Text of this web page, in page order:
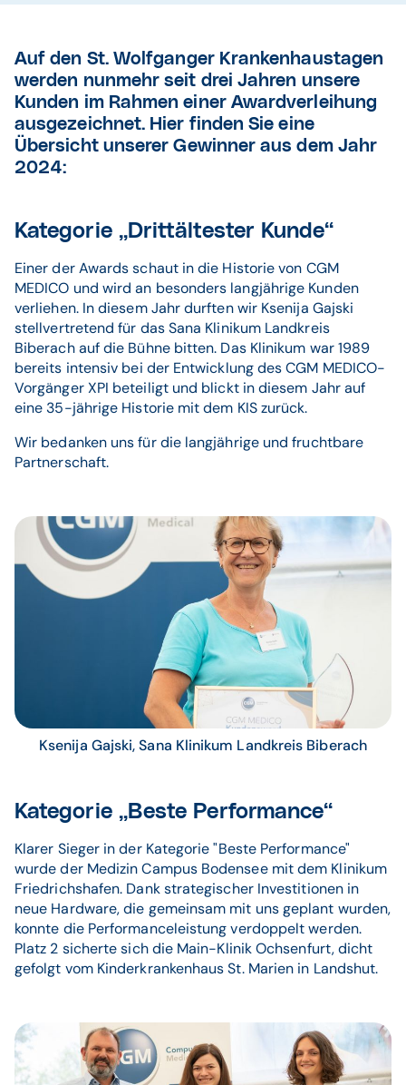
Auf den St. Wolfganger Krankenhaustagen
werden nunmehr seit drei Jahren unsere
Kunden im Rahmen einer Awardverleihung
ausgezeichnet. Hier finden Sie eine
Übersicht unserer Gewinner aus dem Jahr
2024:
Kategorie „Drittältester Kunde“
Einer der Awards schaut in die Historie von CGM
MEDICO und wird an besonders langjährige Kunden
verliehen. In diesem Jahr durften wir Ksenija Gajski
stellvertretend für das Sana Klinikum Landkreis
Biberach auf die Bühne bitten. Das Klinikum war 1989
bereits intensiv bei der Entwicklung des CGM MEDICO-
Vorgänger XPI beteiligt und blickt in diesem Jahr auf
eine 35-jährige Historie mit dem KIS zurück.
Wir bedanken uns für die langjährige und fruchtbare
Partnerschaft.
Ksenija Gajski, Sana Klinikum Landkreis Biberach
Kategorie „Beste Performance“
Klarer Sieger in der Kategorie "Beste Performance"
wurde der Medizin Campus Bodensee mit dem Klinikum
Friedrichshafen. Dank strategischer Investitionen in
neue Hardware, die gemeinsam mit uns geplant wurden,
konnte die Performanceleistung verdoppelt werden.
Platz 2 sicherte sich die Main-Klinik Ochsenfurt, dicht
gefolgt vom Kinderkrankenhaus St. Marien in Landshut.